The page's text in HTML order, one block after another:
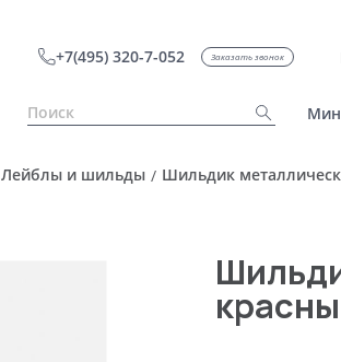
+7(495) 320-7-052 Заказать звонок
Лейблы и шильды / Шильдик